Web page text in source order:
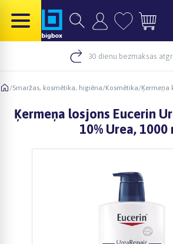
30 dienu bezmaksas
/Smaržas, kosmētika, higiēna/Kosmētika/Ķermeņa
Ķermeņa losjons Eucerin
10% Urea, 1000